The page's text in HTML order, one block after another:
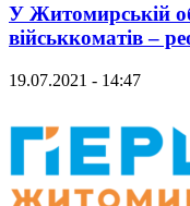
У Житомирській
військкоматів –
19.07.2021 - 14:47